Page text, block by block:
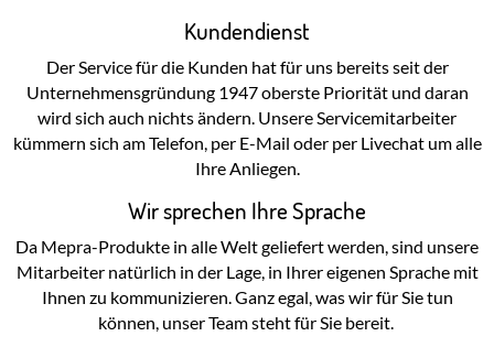
Kundendienst
Der Service für die Kunden hat für uns bereits seit der
Unternehmensgründung 1947 oberste Priorität und daran
wird sich auch nichts ändern. Unsere Servicemitarbeiter
kümmern sich am Telefon, per E-Mail oder per Livechat um alle
Ihre Anliegen.
Wir sprechen Ihre Sprache
Da Mepra-Produkte in alle Welt geliefert werden, sind unsere
Mitarbeiter natürlich in der Lage, in Ihrer eigenen Sprache mit
Ihnen zu kommunizieren. Ganz egal, was wir für Sie tun
können, unser Team steht für Sie bereit.